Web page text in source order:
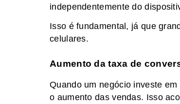
independentemente do
Isso é fundamental, já que
celulares.
Aumento da taxa de
Quando um negócio investe
o aumento das vendas. Isso